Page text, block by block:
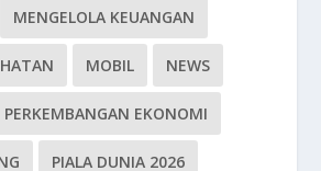
MENGELOLA KEUANGAN
MOBIL NEWS
PERKEMBANGAN EKONOMI
PIALA DUNIA 2026